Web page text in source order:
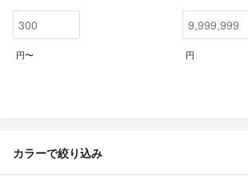
円〜 円
カラーで絞り込み